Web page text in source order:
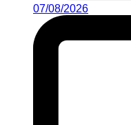
07/08/2026